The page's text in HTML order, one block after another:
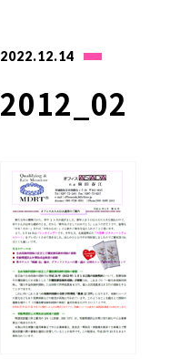
2022.12.14
2012_02